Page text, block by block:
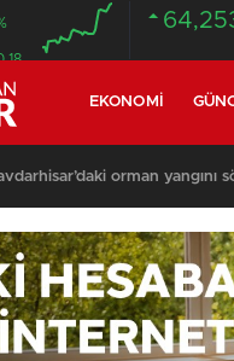
EKONOMI
Çavdarhisar’da orman